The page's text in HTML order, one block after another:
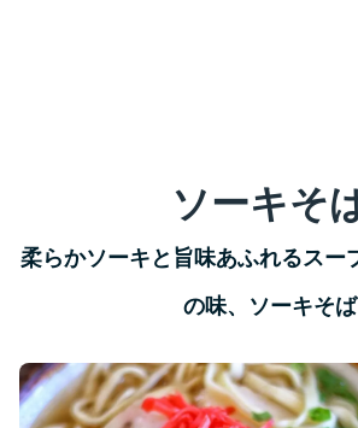
ソーキそ
柔らかソーキと旨味あふれるスー
の味、ソーキそば